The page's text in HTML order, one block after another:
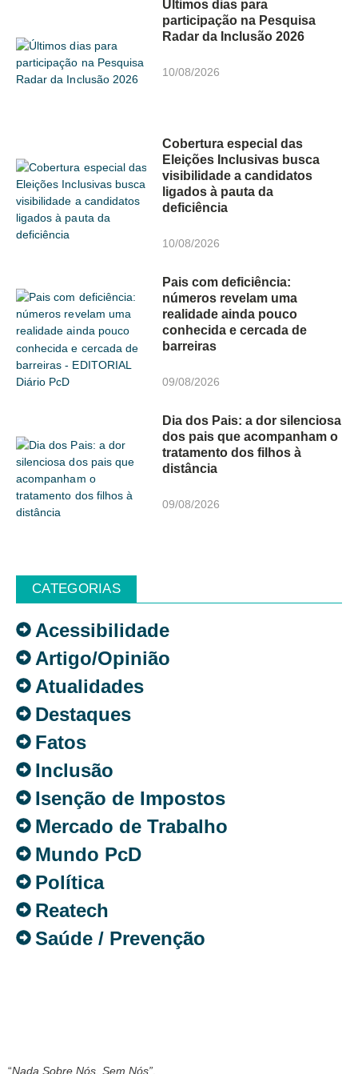
Últimos dias para
participação na Pesquisa
Radar da Inclusão 2026
10/08/2026
Cobertura especial das
Eleições Inclusivas busca
visibilidade a candidatos
ligados à pauta da
deficiência
10/08/2026
Pais com deficiência:
números revelam uma
realidade ainda pouco
conhecida e cercada de
barreiras
09/08/2026
Dia dos Pais: a dor silenciosa
dos pais que acompanham o
tratamento dos filhos à
distância
09/08/2026
CATEGORIAS
Acessibilidade
Artigo/Opinião
Atualidades
Destaques
Fatos
Inclusão
Isenção de Impostos
Mercado de Trabalho
Mundo PcD
Política
Reatech
Saúde / Prevenção
“Nada Sobre Nós. Sem Nós”.